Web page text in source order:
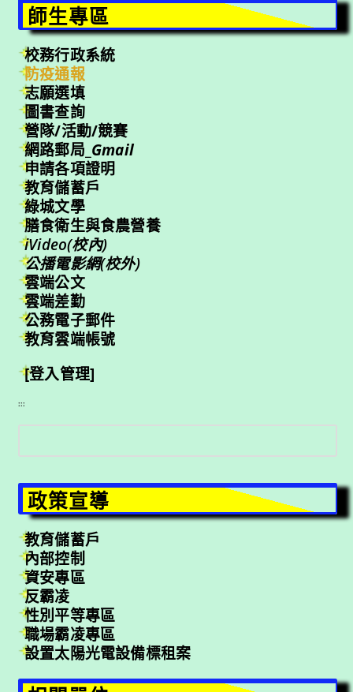
師生專區
校務行政系統
防疫通報
志願選填
圖書查詢
營隊/活動/競賽
網路郵局_ Gmail
申請各項證明
教育儲蓄戶
綠城文學
膳食衛生與食農營養
iVideo(校內)
公播電影網(校外)
雲端公文
雲端差勤
公務電子郵件
教育雲端帳號
[登入管理]
:::
搜
尋
政策宣導
教育儲蓄戶
內部控制
資安專區
反霸凌
性別平等專區
職場霸凌專區
設置太陽光電設備標租案